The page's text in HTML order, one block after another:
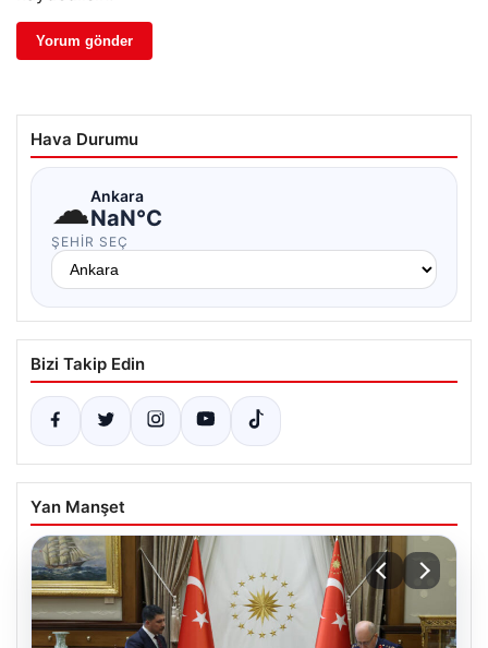
Hava Durumu
☁Ankara
NaN°C
ŞEHIR SEÇ
Bizi Takip Edin
Yan Manşet